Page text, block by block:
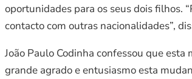
oportunidades para os seus dois filhos.
contacto com outras nacionalidades”,
João Paulo Codinha confessou que
grande agrado e entusiasmo esta